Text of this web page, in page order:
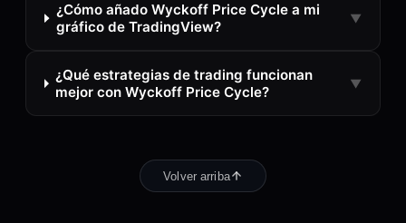
¿Cómo añado Wyckoff Price Cycle a mi
gráfico de TradingView?
▼
¿Qué estrategias de trading funcionan
mejor con Wyckoff Price Cycle?
▼
Volver arriba